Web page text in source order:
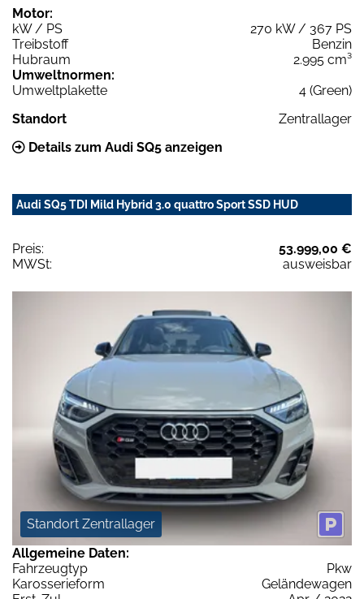
Motor:
kW / PS
270 kW / 367 PS
Treibstoff
Benzin
Hubraum
2.995 cm³
Umweltnormen:
Umweltplakette
4 (Green)
Standort
Zentrallager
Details zum Audi SQ5 anzeigen
Audi SQ5 TDI Mild Hybrid 3.0 quattro Sport SSD HUD
Preis:
53.999,00 €
MWSt:
ausweisbar
Standort Zentrallager
Allgemeine Daten:
Fahrzeugtyp
Pkw
Karosserieform
Geländewagen